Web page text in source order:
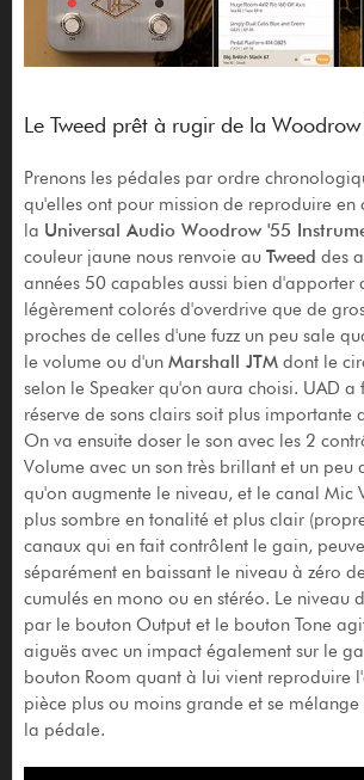
Le Tweed prêt à rugir de la
Prenons les pédales par ordre
qu'elles ont pour mission de reproduire en
la Universal Audio Woodrow '55
couleur jaune nous renvoie au Tweed des
années 50 capables aussi bien d'apporter
légèrement colorés d'overdrive que de
proches de celles d'une fuzz un peu sale
le volume ou d'un Marshall JTMdont le
selon le Speaker qu'on aura choisi. UAD a
réserve de sons clairs soit plus importante
On va ensuite doser le son avec les 2
Volume avec un son très brillant et un peu
qu'on augmente le niveau, et le canal Mic
plus sombre en tonalité et plus clair
canaux qui en fait contrôlent le gain,
séparément en baissant le niveau à zéro
cumulés en mono ou en stéréo. Le niveau
par le bouton Output et le bouton Tone
aiguës avec un impact également sur le
bouton Room quant à lui vient reproduire
pièce plus ou moins grande et se
la pédale.